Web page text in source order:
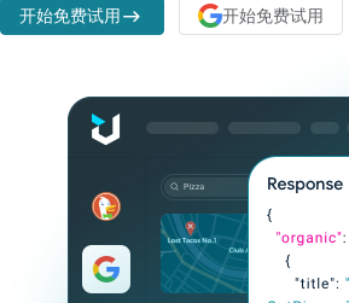
开始免费试用 开始免费试用